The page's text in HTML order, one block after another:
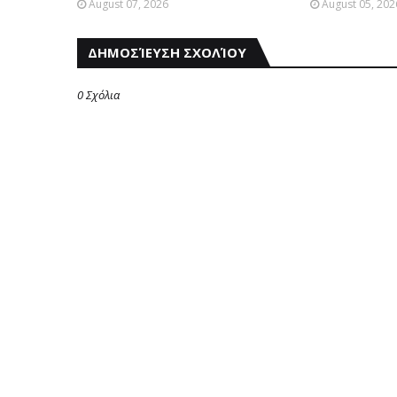
August 07, 2026 August 05,
ΔΗΜΟΣΊΕΥΣΗ ΣΧΟΛΊΟΥ
0 Σχόλια